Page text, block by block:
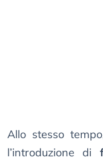
Allo stesso
l’introduzione di